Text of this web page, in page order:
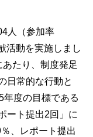
人（参加率
活動を実施しまし
たり、制度発足
日常的な行動と
年度の目標である
ート提出2回」に
、レポート提出